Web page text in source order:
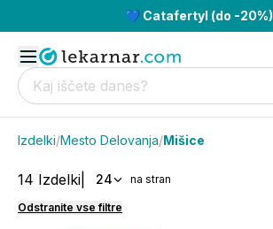
💙 Catafertyl (do -20%)
Izdelki/Mesto Delovanja/Mišice
14 Izdelki 24 na stran
Odstranite vse filtre